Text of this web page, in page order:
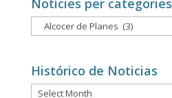
Notícies per categories
Notícies
per
Histórico de Noticias
Histórico